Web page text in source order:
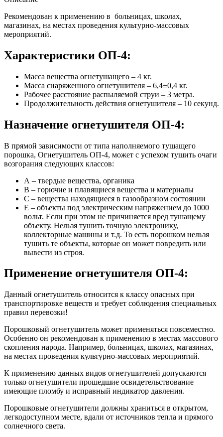
Рекомендован к применению в больницах, школах,
магазинах, на местах проведения культурно-массовых
мероприятий.
Характеристики ОП-4:
Масса вещества огнетушащего – 4 кг.
Масса снаряженного огнетушителя – 6,4±0,4 кг.
Рабочее расстояние распыляемой струи – 3 метра.
Продолжительность действия огнетушителя – 10 секунд.
Назначение огнетушителя ОП-4:
В прямой зависимости от типа наполняемого тушащего
порошка, Огнетушитель ОП-4, может с успехом тушить очаги
возгорания следующих классов:
А – твердые вещества, органика
В – горючие и плавящиеся вещества и материалы
С – вещества находящиеся в газообразном состоянии
Е – объекты под электрическим напряжением до 1000
вольт. Если при этом не причиняется вред тушащему
объекту. Нельзя тушить точную электронику,
коллекторные машины и т.д. То есть порошком нельзя
тушить те объекты, которые он может повредить или
вывести из строя.
Применение огнетушителя ОП-4:
Данный огнетушитель относится к классу опасных при
транспортировке веществ и требует соблюдения специальных
правил перевозки!
Порошковый огнетушитель может применяться повсеместно.
Особенно он рекомендован к применению в местах массового
скопления народа. Например, больницах, школах, магазинах,
на местах проведения культурно-массовых мероприятий.
К применению данных видов огнетушителей допускаются
только огнетушители прошедшие освидетельствование
имеющие пломбу и исправный индикатор давления.
Порошковые огнетушители должны храниться в открытом,
легкодоступном месте, вдали от источников тепла и прямого
солнечного света.